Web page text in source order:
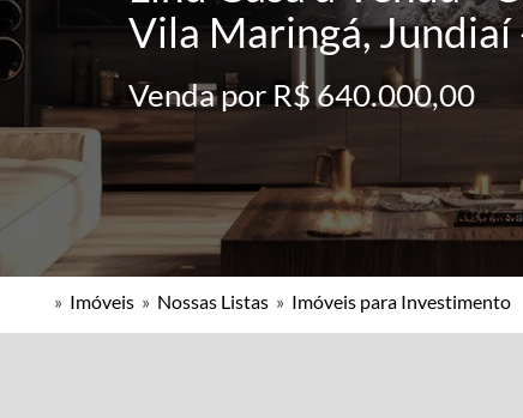
Vila Maringá, Jundiaí
Venda por R$ 640.000,00
» Imóveis » Nossas Listas » Imóveis para Investimento